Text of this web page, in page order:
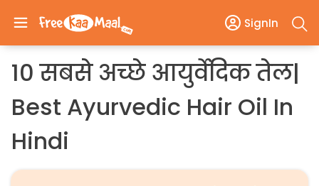
SignIn
10 सबसे अच्छे आयुर्वेदिक तेल|
Best Ayurvedic Hair Oil In
Hindi